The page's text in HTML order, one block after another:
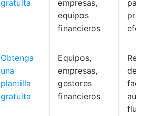
gratuita
empresas,
equipos
financieros
Obtenga
una
plantilla
gratuita
Equipos,
empresas,
gestores
financieros
de